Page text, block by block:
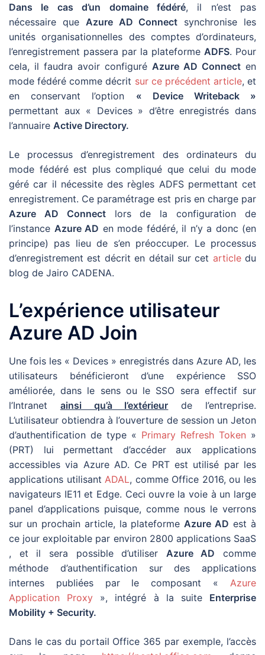
Dans le cas d’un domaine fédéré, il n’est pas
nécessaire que Azure AD Connect synchronise les
unités organisationnelles des comptes d’ordinateurs,
l’enregistrement passera par la plateforme ADFS. Pour
cela, il faudra avoir configuré Azure AD Connect en
mode fédéré comme décrit sur ce précédent article, et
en conservant l’option « Device Writeback »
permettant aux « Devices » d’être enregistrés dans
l’annuaire Active Directory.
Le processus d’enregistrement des ordinateurs du
mode fédéré est plus compliqué que celui du mode
géré car il nécessite des règles ADFS permettant cet
enregistrement. Ce paramétrage est pris en charge par
Azure AD Connectlors de la configuration de
l’instance Azure AD en mode fédéré, il n’y a donc (en
principe) pas lieu de s’en préoccuper. Le processus
d’enregistrement est décrit en détail sur cet articledu
blog de Jairo CADENA.
L’expérience utilisateur
Azure AD Join
Une fois les « Devices » enregistrés dans Azure AD, les
utilisateurs bénéficieront d’une expérience SSO
améliorée, dans le sens ou le SSO sera effectif sur
l’Intranet ainsi qu’à l’extérieur de l’entreprise.
L’utilisateur obtiendra à l’ouverture de session un Jeton
d’authentification de type « Primary Refresh Token »
(PRT) lui permettant d’accéder aux applications
accessibles via Azure AD. Ce PRT est utilisé par les
applications utilisant ADAL, comme Office 2016, ou les
navigateurs IE11 et Edge. Ceci ouvre la voie à un large
panel d’applications puisque, comme nous le verrons
sur un prochain article, la plateforme Azure AD est à
ce jour exploitable par environ 2800 applications SaaS
, et il sera possible d’utiliser Azure AD comme
méthode d’authentification sur des applications
internes publiées par le composant « Azure
Application Proxy », intégré à la suite Enterprise
Mobility + Security.
Dans le cas du portail Office 365 par exemple, l’accès